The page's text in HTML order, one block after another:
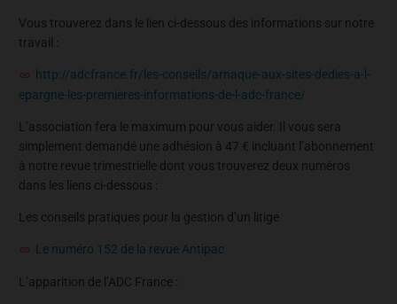
Vous trouverez dans le lien ci-dessous des informations sur notre
travail :
http://adcfrance.fr/les-conseils/arnaque-aux-sites-dedies-a-l-
epargne-les-premieres-informations-de-l-adc-france/
L’association fera le maximum pour vous aider. Il vous sera
simplement demandé une adhésion à 47 € incluant l’abonnement
à notre revue trimestrielle dont vous trouverez deux numéros
dans les liens ci-dessous :
Les conseils pratiques pour la gestion d’un litige
Le numéro 152 de la revue Antipac
L’apparition de l’ADC France :